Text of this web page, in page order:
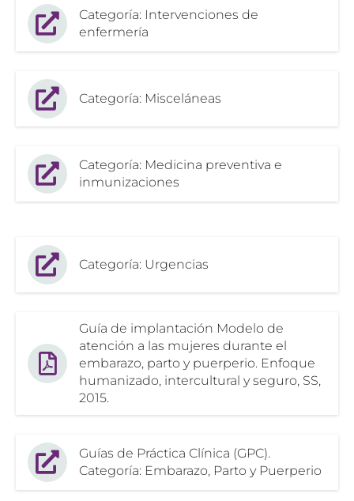
Categoría: Intervenciones de
enfermería
Categoría: Misceláneas
Categoría: Medicina preventiva e
inmunizaciones
Categoría: Urgencias
Guía de implantación Modelo de
atención a las mujeres durante el
embarazo, parto y puerperio. Enfoque
humanizado, intercultural y seguro, SS,
2015.
Guías de Práctica Clínica (GPC).
Categoría: Embarazo, Parto y Puerperio